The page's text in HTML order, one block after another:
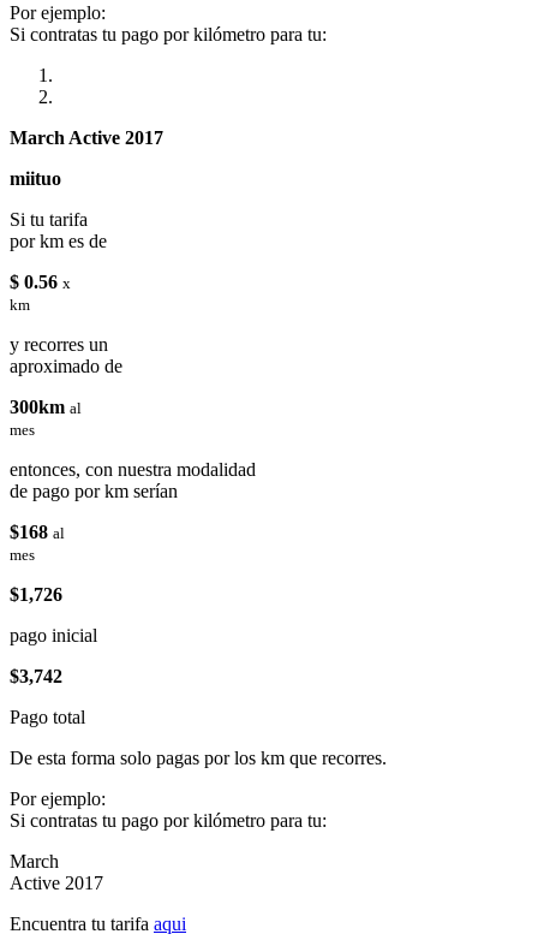
Por ejemplo:
Si contratas tu pago por kilómetro para tu:
March Active 2017
miituo
Si tu tarifa
por km es de
$ 0.56 x
km
y recorres un
aproximado de
300km al
mes
entonces, con nuestra modalidad
de pago por km serían
$168 al
mes
$1,726
pago inicial
$3,742
Pago total
De esta forma solo pagas por los km que recorres.
Por ejemplo:
Si contratas tu pago por kilómetro para tu:
March
Active 2017
Encuentra tu tarifa aqui